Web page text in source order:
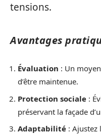
tensions.
Avantages
Évaluation : Un
d’être maintenue.
Protection sociale :
préservant la façade
Adaptabilité : Ajustez